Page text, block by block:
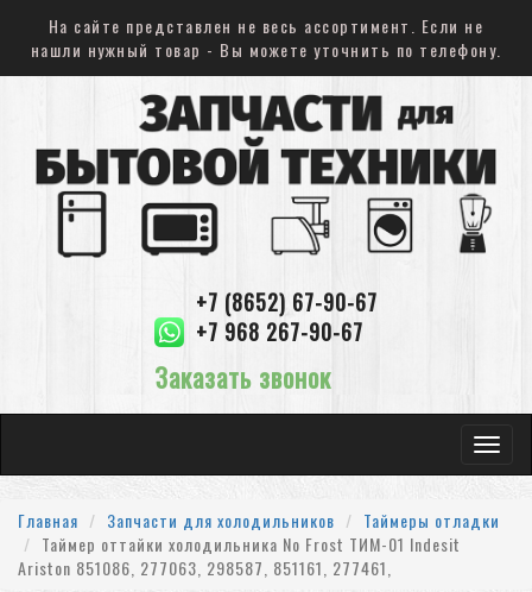
На сайте представлен не весь ассортимент. Если не
нашли нужный товар - Вы можете уточнить по телефону.
+7 (8652) 67-90-67
+7 968 267-90-67
Заказать звонок
Toggle
Главная
Запчасти для холодильников
Таймеры отладки
Таймер оттайки холодильника No Frost ТИМ-01 Indesit
Ariston 851086, 277063, 298587, 851161, 277461,